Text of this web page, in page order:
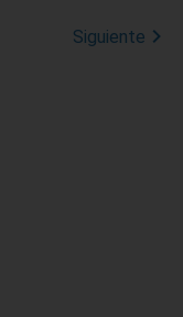
Siguiente